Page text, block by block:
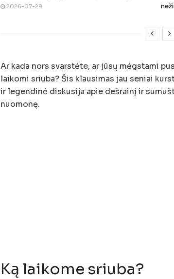
2026-07-29
Ar kada nors svarstėte, ar jūsų mėgstami
laikomi sriuba? Šis klausimas jau seniai
ir legendinė diskusija apie dešrainį ir
nuomonę.
Ką laikome sriuba?